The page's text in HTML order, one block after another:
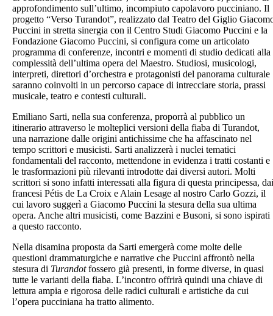
approfondimento sull’ultimo, incompiuto capolavoro pucciniano. Il
progetto “Verso Turandot”, realizzato dal Teatro del Giglio
Puccini in stretta sinergia con il Centro Studi Giacomo Puccini e la
Fondazione Giacomo Puccini, si configura come un articolato
programma di conferenze, incontri e momenti di studio dedicati alla
complessità dell’ultima opera del Maestro. Studiosi, musicologi,
interpreti, direttori d’orchestra e protagonisti del panorama culturale
saranno coinvolti in un percorso capace di intrecciare storia, prassi
musicale, teatro e contesti culturali.
Emiliano Sarti, nella sua conferenza, proporrà al pubblico un
itinerario attraverso le molteplici versioni della fiaba di Turandot,
una narrazione dalle origini antichissime che ha affascinato nel
tempo scrittori e musicisti. Sarti analizzerà i nuclei tematici
fondamentali del racconto, mettendone in evidenza i tratti costanti e
le trasformazioni più rilevanti introdotte dai diversi autori. Molti
scrittori si sono infatti interessati alla figura di questa principessa, dai
francesi Pétis de La Croix e Alain Lesage al nostro Carlo Gozzi, il
cui lavoro suggerì a Giacomo Puccini la stesura della sua ultima
opera. Anche altri musicisti, come Bazzini e Busoni, si sono ispirati
a questo racconto.
Nella disamina proposta da Sarti emergerà come molte delle
questioni drammaturgiche e narrative che Puccini affrontò nella
stesura di Turandotfossero già presenti, in forme diverse, in quasi
tutte le varianti della fiaba. L’incontro offrirà quindi una chiave di
lettura ampia e rigorosa delle radici culturali e artistiche da cui
l’opera pucciniana ha tratto alimento.